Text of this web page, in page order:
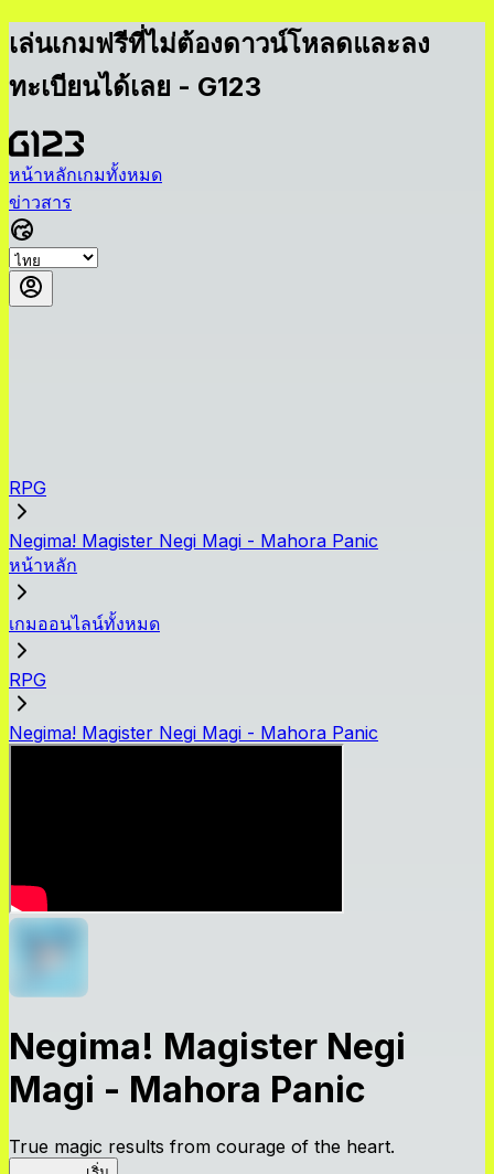
เล่นเกมฟรีที่ไม่ต้องดาวน์โหลดและลง
ทะเบียนได้เลย - G123
หน้าหลักเกมทั้งหมด
ข่าวสาร
RPG
Negima! Magister Negi Magi - Mahora Panic
หน้าหลัก
เกมออนไลน์ทั้งหมด
RPG
Negima! Magister Negi Magi - Mahora Panic
Negima! Magister Negi
Magi - Mahora Panic
True magic results from courage of the heart.